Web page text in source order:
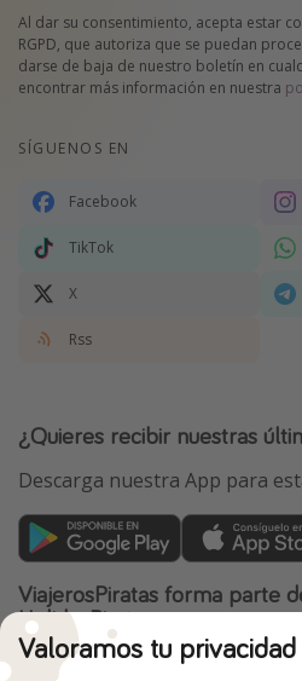
Al dar su consentimiento, acepta estar
RGPD, que autoriza que se puedan
darse de baja de nuestro boletín en
encontrar más información en nuestra
SÍGUENOS EN
Facebook
TikTok
X
Rss
¿Quieres recibir nuestras
Descarga nuestra App para
ViajerosPiratas forma parte
HolidayPirates
Nuestros mercados
Valoramos tu privacidad